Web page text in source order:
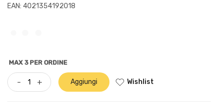
EAN: 4021354192018
MAX 3 PER ORDINE
- + Aggiungi Wishlist